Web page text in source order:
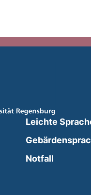
a new window)
Leichte
Notfall